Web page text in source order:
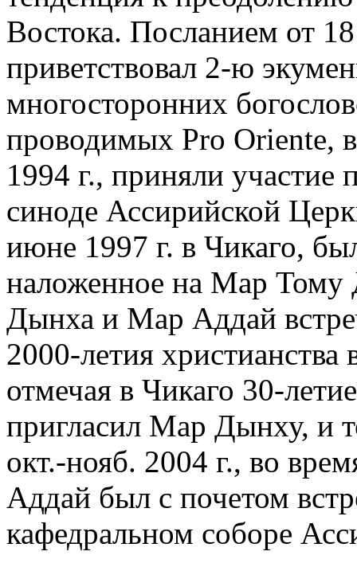
Востока. Посланием от
приветствовал 2-ю
многосторонних
проводимых Pro Oriente,
1994 г., приняли
синоде Ассирийской
июне 1997 г. в Чикаго,
наложенное на Мар Тому
Дынха и Мар Аддай
2000-летия
отмечая в Чикаго 30-
пригласил Мар Дынху, и
окт.-нояб. 2004 г., во
Аддай был с почетом
кафедральном соборе